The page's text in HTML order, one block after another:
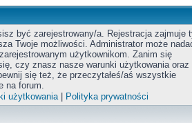
być zarejestrowany/a. Rejestracja zajmuje
Twoje możliwości. Administrator może
użytkownikom. Zanim się
czy znasz nasze warunki użytkowania oraz
się też, że przeczytałeś/aś wszystkie
na forum.
użytkowania| Polityka prywatności